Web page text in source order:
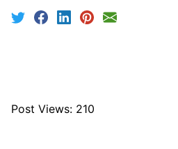
Post Views: 210